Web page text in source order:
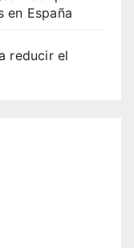
en España
reducir el